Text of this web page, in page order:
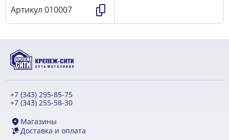
Артикул 010007
+7 (343) 295-85-75
+7 (343) 255-58-30
Магазины
Доставка и оплата